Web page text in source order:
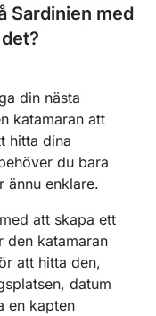
Sardinien med
din nästa
katamaran att
hitta dina
du bara
ännu enklare.
att skapa ett
den katamaran
att hitta den,
datum
en kapten